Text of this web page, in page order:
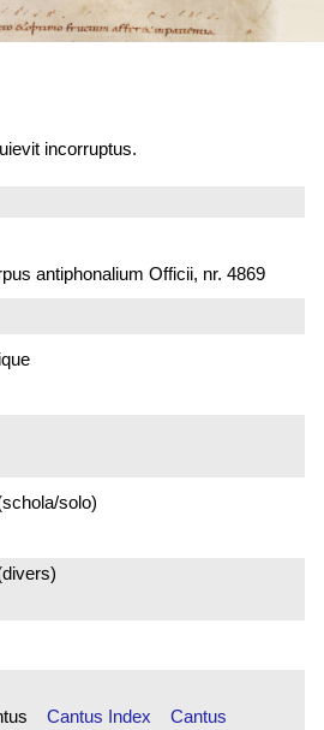
incorruptus.
antiphonalium Officii, nr. 4869
solo)
Cantus Index
Cantus